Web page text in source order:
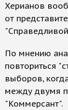
Херианов
от
По мнению
повториться
выборов,
между двумя
"Коммерсант".